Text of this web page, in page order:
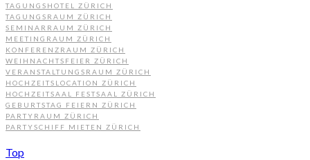
TAGUNGSHOTEL ZÜRICH
TAGUNGSRAUM ZÜRICH
SEMINARRAUM ZÜRICH
MEETINGRAUM ZÜRICH
KONFERENZRAUM ZÜRICH
WEIHNACHTSFEIER ZÜRICH
VERANSTALTUNGSRAUM ZÜRICH
HOCHZEITSLOCATION ZÜRICH
HOCHZEITSAAL FESTSAAL ZÜRICH
GEBURTSTAG FEIERN ZÜRICH
PARTYRAUM ZÜRICH
PARTYSCHIFF MIETEN ZÜRICH
Top